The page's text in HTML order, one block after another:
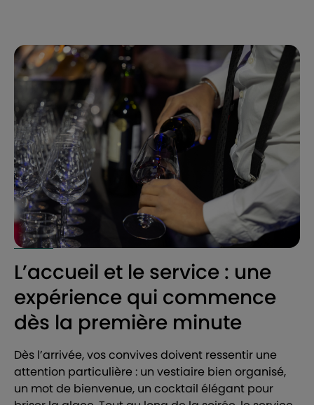
L’accueil et le service : une
expérience qui commence
dès la première minute
Dès l’arrivée, vos convives doivent ressentir une
attention particulière : un vestiaire bien organisé,
un mot de bienvenue, un cocktail élégant pour